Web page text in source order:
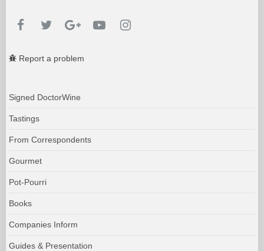
Report a problem
Signed DoctorWine
Tastings
From Correspondents
Gourmet
Pot-Pourri
Books
Companies Inform
Guides & Presentation